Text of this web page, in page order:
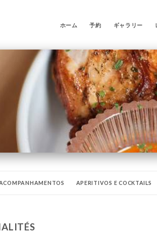
ホーム 予約 ギャラリー
APERITIVOS E COCKTAILS